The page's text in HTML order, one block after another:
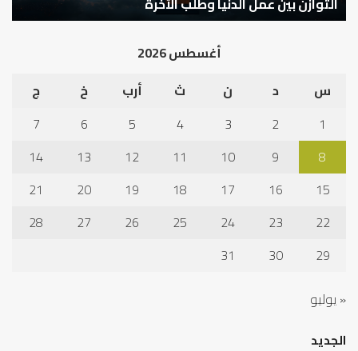
أغسطس 2026
س
د ن ث أرب خ
ج
1
2
3
4
5
6
7
8
9
10
11
12
13
14
15
16
17
18
19
20
21
22
23
24
25
26
27
28
29
30
31
« يوليو
الجديد